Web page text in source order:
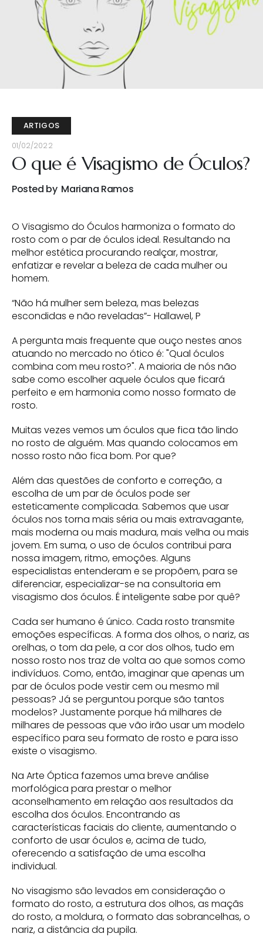
ARTIGOS
01/02/2022
O que é Visagismo de Óculos?
Posted by Mariana Ramos
O Visagismo do Óculos harmoniza o formato do
rosto com o par de óculos ideal. Resultando na
melhor estética procurando realçar, mostrar,
enfatizar e revelar a beleza de cada mulher ou
homem.
“Não há mulher sem beleza, mas belezas
escondidas e não reveladas”- Hallawel, P
A pergunta mais frequente que ouço nestes anos
atuando no mercado no ótico é: "Qual óculos
combina com meu rosto?". A maioria de nós não
sabe como escolher aquele óculos que ficará
perfeito e em harmonia como nosso formato de
rosto.
Muitas vezes vemos um óculos que fica tão lindo
no rosto de alguém. Mas quando colocamos em
nosso rosto não fica bom. Por que?
Além das questões de conforto e correção, a
escolha de um par de óculos pode ser
esteticamente complicada. Sabemos que usar
óculos nos torna mais séria ou mais extravagante,
mais moderna ou mais madura, mais velha ou mais
jovem. Em suma, o uso de óculos contribui para
nossa imagem, ritmo, emoções. Alguns
especialistas entenderam e se propõem, para se
diferenciar, especializar-se na consultoria em
visagismo dos óculos. É inteligente sabe por quê?
Cada ser humano é único. Cada rosto transmite
emoções específicas. A forma dos olhos, o nariz, as
orelhas, o tom da pele, a cor dos olhos, tudo em
nosso rosto nos traz de volta ao que somos como
indivíduos. Como, então, imaginar que apenas um
par de óculos pode vestir cem ou mesmo mil
pessoas? Já se perguntou porque são tantos
modelos? Justamente porque há milhares de
milhares de pessoas que vão irão usar um modelo
específico para seu formato de rosto e para isso
existe o visagismo.
Na Arte Óptica fazemos uma breve análise
morfológica para prestar o melhor
aconselhamento em relação aos resultados da
escolha dos óculos. Encontrando as
características faciais do cliente, aumentando o
conforto de usar óculos e, acima de tudo,
oferecendo a satisfação de uma escolha
individual.
No visagismo são levados em consideração o
formato do rosto, a estrutura dos olhos, as maçãs
do rosto, a moldura, o formato das sobrancelhas, o
nariz, a distância da pupila.